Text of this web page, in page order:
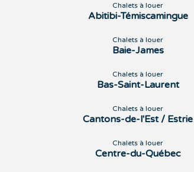
Chalets à louer
Abitibi-Témiscamingue
Chalets à louer
Baie-James
Chalets à louer
Bas-Saint-Laurent
Chalets à louer
Cantons-de-l'Est / Estrie
Chalets à louer
Centre-du-Québec